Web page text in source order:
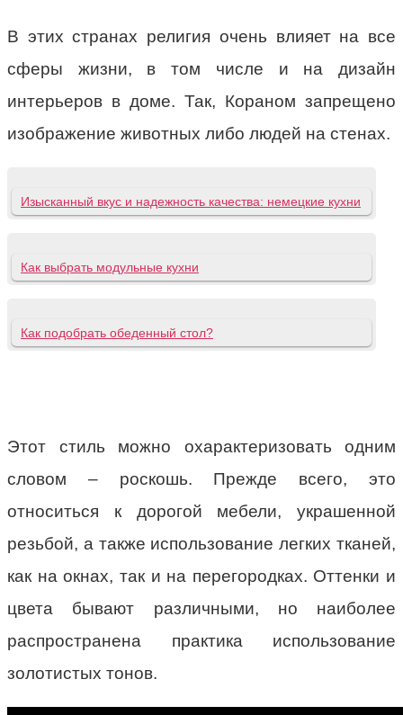
В этих странах религия очень влияет на все
сферы жизни, в том числе и на дизайн
интерьеров в доме. Так, Кораном запрещено
изображение животных либо людей на стенах.
Изысканный вкус и надежность качества: немецкие кухни
Как выбрать модульные кухни
Как подобрать обеденный стол?
Этот стиль можно охарактеризовать одним
словом – роскошь. Прежде всего, это
относиться к дорогой мебели, украшенной
резьбой, а также использование легких тканей,
как на окнах, так и на перегородках. Оттенки и
цвета бывают различными, но наиболее
распространена практика использование
золотистых тонов.